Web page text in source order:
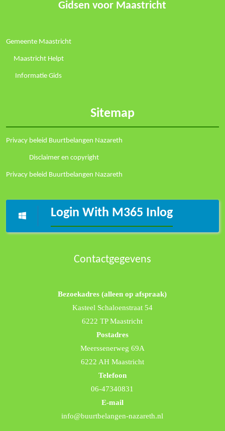
Gidsen voor Maastricht
Gemeente Maastricht
Maastricht Helpt
Informatie Gids
Sitemap
Privacy beleid Buurtbelangen Nazareth
Disclaimer en copyright
Privacy beleid Buurtbelangen Nazareth
Login With M365 Inlog
Contactgegevens
Bezoekadres (alleen op afspraak)
Kasteel Schaloenstraat 54
6222 TP Maastricht
Postadres
Meerssenerweg 69A
6222 AH Maastricht
Telefoon
06-47340831
E-mail
info@buurtbelangen-nazareth.nl